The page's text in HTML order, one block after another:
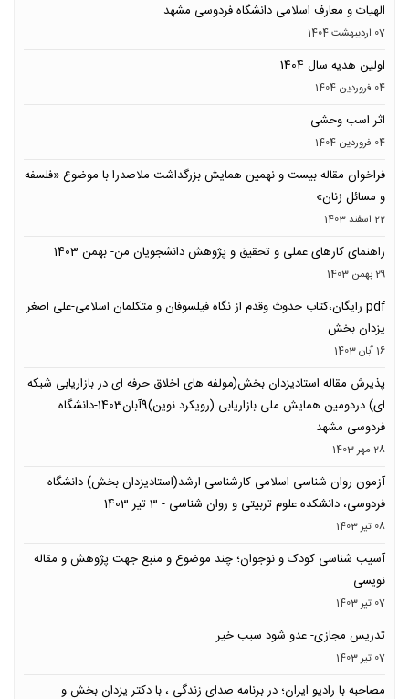
الهیات و معارف اسلامی دانشگاه فردوسی مشهد
07 ارديبهشت 1404
اولین هدیه سال 1404
04 فروردين 1404
اثر اسب وحشی
04 فروردين 1404
فراخوان مقاله بیست و نهمین همایش بزرگداشت ملاصدرا با موضوع «فلسفه
و مسائل زنان»
22 اسفند 1403
راهنمای کارهای عملی و تحقیق و پژوهش دانشجویان من- بهمن 1403
29 بهمن 1403
pdf رایگان،کتاب حدوث وقدم از نگاه فیلسوفان و متکلمان اسلامی-علی اصغر
یزدان بخش
16 آبان 1403
پذیرش مقاله استادیزدان بخش(مولفه های اخلاق حرفه ای در بازاریابی شبکه
ای) دردومین همایش ملی بازاریابی (رویکرد نوین)9آبان1403-دانشگاه
فردوسی مشهد
28 مهر 1403
آزمون روان شناسی اسلامی-کارشناسی ارشد(استادیزدان بخش) دانشگاه
فردوسی، دانشکده علوم تربیتی و روان شناسی - 3 تیر 1403
08 تیر 1403
آسیب شناسی کودک و نوجوان؛ چند موضوع و منبع جهت پژوهش و مقاله
نویسی
07 تیر 1403
تدریس مجازی- عدو شود سبب خیر
07 تیر 1403
مصاحبه با رادیو ایران؛ در برنامه صدای زندگی ، با دکتر یزدان بخش و